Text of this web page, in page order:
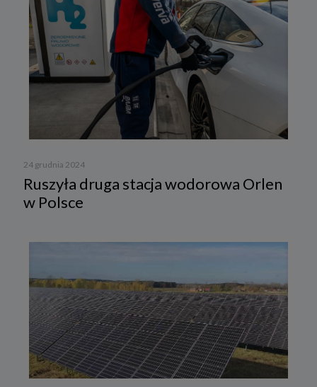
24 grudnia 2024
Ruszyła druga stacja wodorowa Orlen
w Polsce